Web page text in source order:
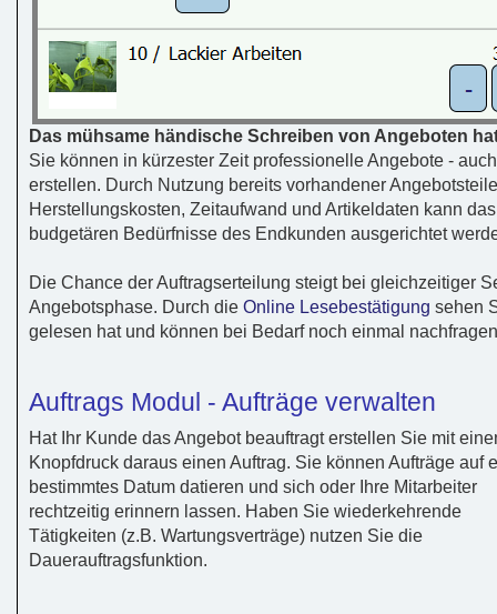
Das mühsame händische Schreiben von Angeboten
Sie können in kürzester Zeit professionelle Angebote -
erstellen. Durch Nutzung bereits vorhandener
Herstellungskosten, Zeitaufwand und Artikeldaten kann
budgetären Bedürfnisse des Endkunden ausgerichtet
Die Chance der Auftragserteilung steigt bei gleichzeitiger
Angebotsphase. Durch die Online Lesebestätigung sehen
gelesen hat und können bei Bedarf noch einmal
Auftrags Modul - Aufträge verwalten
Hat Ihr Kunde das Angebot beauftragt erstellen Sie mit
Knopfdruck daraus einen Auftrag. Sie können Aufträge auf
bestimmtes Datum datieren und sich oder Ihre Mitarbeiter
rechtzeitig erinnern lassen. Haben Sie wiederkehrende
Tätigkeiten (z.B. Wartungsverträge) nutzen Sie die
Dauerauftragsfunktion.